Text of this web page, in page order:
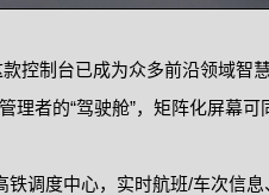
控制台已成为众多前沿领域智
理者的“驾驶舱”，矩阵化屏幕
铁调度中心，实时航班/车次信